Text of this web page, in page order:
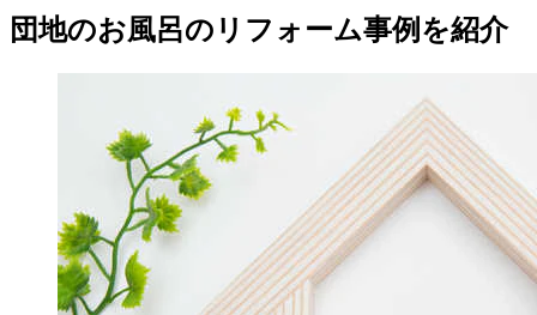
団地のお風呂のリフォーム事例を紹介